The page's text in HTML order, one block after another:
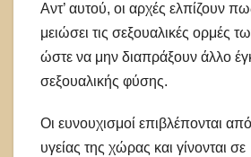
Αντ’ αυτού, οι αρχές ελπίζουν
μειώσει τις σεξουαλικές ορμές
ώστε να μην διαπράξουν άλλο
σεξουαλικής φύσης.
Οι ευνουχισμοί επιβλέπονται
υγείας της χώρας και γίνονται σε